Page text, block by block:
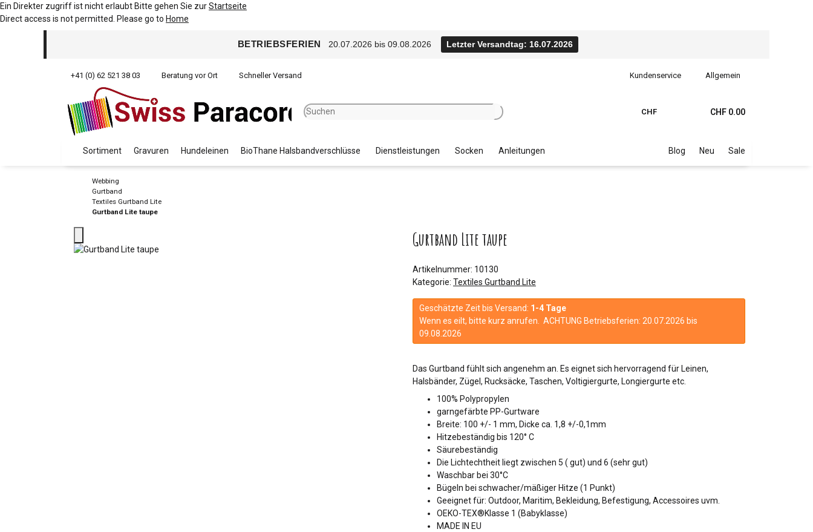
Ein Direkter zugriff ist nicht erlaubt Bitte gehen Sie zurStartseite
Direct access is not permitted. Please go to Home
BETRIEBSFERIEN 20.07.2026 bis 09.08.2026 Letzter Versandtag: 16.07.2026
+41 (0) 62 521 38 03 Beratung vor Ort Schneller Versand Kundenservice Allgemein
CHF CHF 0.00
Sortiment Gravuren Hundeleinen BioThane Halsbandverschlüsse Dienstleistungen Socken Anleitungen Blog Neu Sale
Webbing
Gurtband
Textiles Gurtband Lite
Gurtband Lite taupe
Gurtband Lite taupe
Artikelnummer: 10130
Kategorie: Textiles Gurtband Lite
Geschätzte Zeit bis Versand: 1-4 Tage
Wenn es eilt, bitte kurz anrufen. ACHTUNG Betriebsferien: 20.07.2026 bis
09.08.2026
Das Gurtband fühlt sich angenehm an. Es eignet sich hervorragend für Leinen,
Halsbänder, Zügel, Rucksäcke, Taschen, Voltigiergurte, Longiergurte etc.
100% Polypropylen
garngefärbte PP-Gurtware
Breite: 100 +/- 1 mm, Dicke ca. 1,8 +/-0,1mm
Hitzebeständig bis 120° C
Säurebeständig
Die Lichtechtheit liegt zwischen 5 ( gut) und 6 (sehr gut)
Waschbar bei 30°C
Bügeln bei schwacher/mäßiger Hitze (1 Punkt)
Geeignet für: Outdoor, Maritim, Bekleidung, Befestigung, Accessoires uvm.
OEKO-TEX®Klasse 1 (Babyklasse)
MADE IN EU